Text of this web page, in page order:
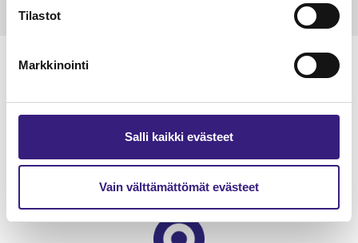
Tilastot
Markkinointi
Salli kaikki evästeet
Vain välttämättömät evästeet
Lue Tilisanomien
näytenumero
TILAA TÄSTÄ